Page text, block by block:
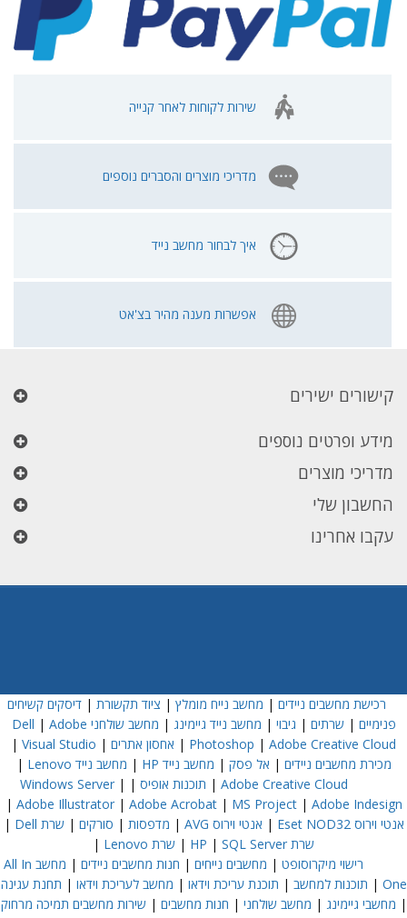
שירות לקוחות לאחר קנייה
מדריכי מוצרים והסברים נוספים
איך לבחור מחשב נייד
אפשרות מענה מהיר בצ'אט
קישורים ישירים
מידע ופרטים נוספים
מדריכי מוצרים
החשבון שלי
עקבו אחרינו
רכישת מחשבים ניידים | מחשב נייח מומלץ | ציוד תקשורת |דיסקים קשיחים
פנימיים | שרתים | גיבוי | מחשב נייד גיימינג | מחשב שולחני Dell | Adobe
Photoshop | Adobe Creative Cloud
| אחסון אתרים |
Visual Studio
|
מכירת מחשבים ניידים | אל פסק | מחשב נייד HP | מחשב נייד Lenovo
|
Adobe Creative Cloud
| תוכנות אופיס |
Windows Server|
Adobe Illustrator| Adobe Acrobat| MS Project| Adobe Indesign
|
אנטי וירוס Eset NOD32
| אנטי וירוס AVG | מדפסות | סורקים | שרת Dell
|
שרת HP
| SQL Server
| שרת Lenovo
|
רישוי מיקרוסופט | מחשבים נייחים | חנות מחשבים ניידים |
מחשב All In
One
| תוכנות למחשב | תוכנת עריכת וידאו | מחשב לעריכת וידאו | תחנת עגינה
| מחשבי גיימינג | מחשב שולחני | חנות מחשבים | שירות מחשבים תמיכה מרחוק